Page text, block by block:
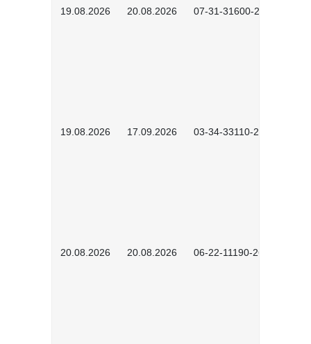
19.08.2026 20.08.2026 07-31-31600-2602
19.08.2026 17.09.2026 03-34-33110-2605
20.08.2026 20.08.2026 06-22-11190-2601